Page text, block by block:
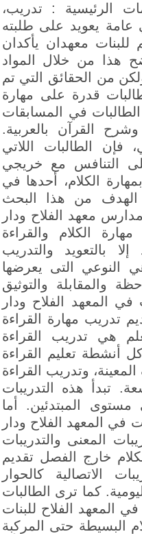
الرئيسية : تدريب،
عامة يعويد على طلبته
للبنات معهدان يأكدان
هذا من خلال المواد
من الحقائق التي تم
قدرة على مهارة
في المسابقات
القرآن بالعربية.
الطالبات اللاتي
التنافس مع خريجي
الكلام، أحدها في
الهدف من هذا البحث
معهد الفلاح ودار
الكلام والقراءة
بالتعويد والتدريب
النوعي التى يعرضها
والمقابلة والتوثيق
المعهد الفلاح ودار
تدريب مهارة القراءة
هي تدريب القراءة
أنشطة تعليم القراءة
وتدريب القراءة
تبدأ هذه التدريبات
مستوى المبتدئين. أما
في المعهد الفلاح ودار
المعنى والتدريبات
خارج الفصل تقديم
الاتصالية كالحوار
كما ترى الطالبات
المعهد الفلاح للبنات
البسيطة حتى المركبة